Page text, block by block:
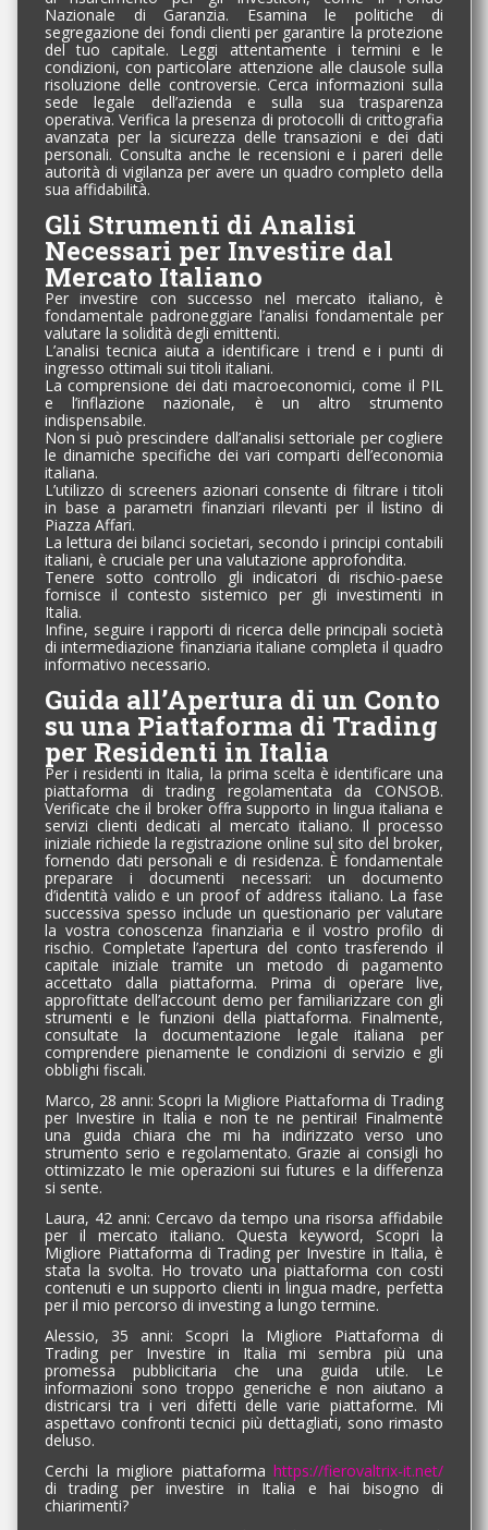
Nazionale di Garanzia. Esamina le politiche di
segregazione dei fondi clienti per garantire la protezione
del tuo capitale. Leggi attentamente i termini e le
condizioni, con particolare attenzione alle clausole sulla
risoluzione delle controversie. Cerca informazioni sulla
sede legale dell’azienda e sulla sua trasparenza
operativa. Verifica la presenza di protocolli di crittografia
avanzata per la sicurezza delle transazioni e dei dati
personali. Consulta anche le recensioni e i pareri delle
autorità di vigilanza per avere un quadro completo della
sua affidabilità.
Gli Strumenti di Analisi
Necessari per Investire dal
Mercato Italiano
Per investire con successo nel mercato italiano, è
fondamentale padroneggiare l’analisi fondamentale per
valutare la solidità degli emittenti.
L’analisi tecnica aiuta a identificare i trend e i punti di
ingresso ottimali sui titoli italiani.
La comprensione dei dati macroeconomici, come il PIL
e l’inflazione nazionale, è un altro strumento
indispensabile.
Non si può prescindere dall’analisi settoriale per cogliere
le dinamiche specifiche dei vari comparti dell’economia
italiana.
L’utilizzo di screeners azionari consente di filtrare i titoli
in base a parametri finanziari rilevanti per il listino di
Piazza Affari.
La lettura dei bilanci societari, secondo i principi contabili
italiani, è cruciale per una valutazione approfondita.
Tenere sotto controllo gli indicatori di rischio-paese
fornisce il contesto sistemico per gli investimenti in
Italia.
Infine, seguire i rapporti di ricerca delle principali società
di intermediazione finanziaria italiane completa il quadro
informativo necessario.
Guida all’Apertura di un Conto
su una Piattaforma di Trading
per Residenti in Italia
Per i residenti in Italia, la prima scelta è identificare una
piattaforma di trading regolamentata da CONSOB.
Verificate che il broker offra supporto in lingua italiana e
servizi clienti dedicati al mercato italiano. Il processo
iniziale richiede la registrazione online sul sito del broker,
fornendo dati personali e di residenza. È fondamentale
preparare i documenti necessari: un documento
d’identità valido e un proof of address italiano. La fase
successiva spesso include un questionario per valutare
la vostra conoscenza finanziaria e il vostro profilo di
rischio. Completate l’apertura del conto trasferendo il
capitale iniziale tramite un metodo di pagamento
accettato dalla piattaforma. Prima di operare live,
approfittate dell’account demo per familiarizzare con gli
strumenti e le funzioni della piattaforma. Finalmente,
consultate la documentazione legale italiana per
comprendere pienamente le condizioni di servizio e gli
obblighi fiscali.
Marco, 28 anni: Scopri la Migliore Piattaforma di Trading
per Investire in Italia e non te ne pentirai! Finalmente
una guida chiara che mi ha indirizzato verso uno
strumento serio e regolamentato. Grazie ai consigli ho
ottimizzato le mie operazioni sui futures e la differenza
si sente.
Laura, 42 anni: Cercavo da tempo una risorsa affidabile
per il mercato italiano. Questa keyword, Scopri la
Migliore Piattaforma di Trading per Investire in Italia, è
stata la svolta. Ho trovato una piattaforma con costi
contenuti e un supporto clienti in lingua madre, perfetta
per il mio percorso di investing a lungo termine.
Alessio, 35 anni: Scopri la Migliore Piattaforma di
Trading per Investire in Italia mi sembra più una
promessa pubblicitaria che una guida utile. Le
informazioni sono troppo generiche e non aiutano a
districarsi tra i veri difetti delle varie piattaforme. Mi
aspettavo confronti tecnici più dettagliati, sono rimasto
deluso.
Cerchi la migliore piattaforma https://fierovaltrix-it.net/
di trading per investire in Italia e hai bisogno di
chiarimenti?